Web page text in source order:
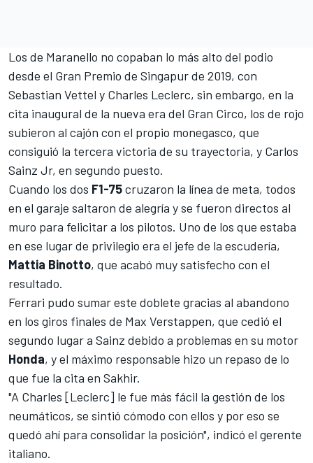
Los de Maranello no copaban lo más alto del podio
desde el Gran Premio de Singapur de 2019, con
Sebastian Vettel y Charles Leclerc, sin embargo, en la
cita inaugural de la nueva era del Gran Circo, los de rojo
subieron al cajón con el propio monegasco, que
consiguió la tercera victoria de su trayectoria, y Carlos
Sainz Jr, en segundo puesto.
Cuando los dos F1-75cruzaron la línea de meta, todos
en el garaje saltaron de alegría y se fueron directos al
muro para felicitar a los pilotos. Uno de los que estaba
en ese lugar de privilegio era el jefe de la escudería,
Mattia Binotto, que acabó muy satisfecho con el
resultado.
Ferrari pudo sumar este doblete gracias al abandono
en los giros finales de Max Verstappen, que cedió el
segundo lugar a Sainz debido a problemas en su motor
Honda, y el máximo responsable hizo un repaso de lo
que fue la cita en Sakhir.
"A Charles [Leclerc] le fue más fácil la gestión de los
neumáticos, se sintió cómodo con ellos y por eso se
quedó ahí para consolidar la posición", indicó el gerente
italiano.